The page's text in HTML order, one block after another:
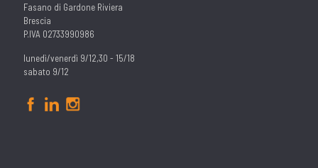
Fasano di Gardone Riviera
Brescia
P.IVA 02733990986
lunedì/venerdì 9/12,30 - 15/18
sabato 9/12